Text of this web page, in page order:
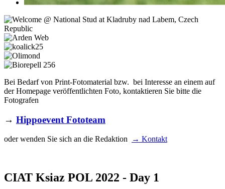
Bei Bedarf von Print-Fotomaterial bzw. bei Interesse an einem auf
der Homepage veröffentlichten Foto, kontaktieren Sie bitte die
Fotografen
→ Hippoevent Fototeam
oder wenden Sie sich an die Redaktion → Kontakt
CIAT Ksiaz POL 2022 - Day 1